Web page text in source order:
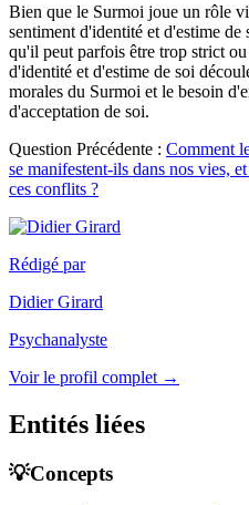
Bien que le Surmoi joue un rôle
sentiment d'identité et d'estime
qu'il peut parfois être trop strict
d'identité et d'estime de soi
morales du Surmoi et le besoin
d'acceptation de soi.
Question Précédente : Comment
se manifestent-ils dans nos vies,
ces conflits ?
Rédigé par
Didier Girard
Psychanalyste
Voir le profil complet →
Entités liées
💡Concepts